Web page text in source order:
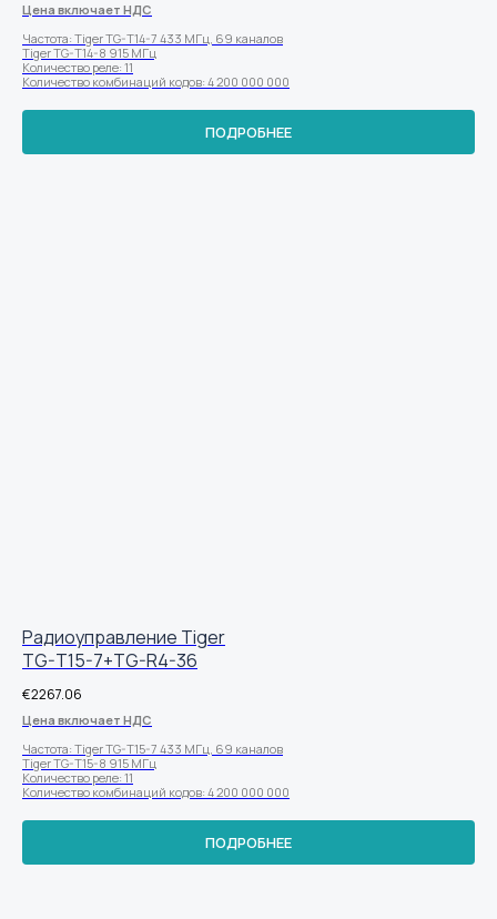
Цена включает НДС
Частота: Tiger TG-T14-7 433 МГц, 69 каналов
Tiger TG-T14-8 915 МГц
Количество реле: 11
Количество комбинаций кодов: 4 200 000 000
ПОДРОБНЕЕ
Радиоуправление Tiger
TG-T15-7+TG-R4-36
€2267.06
Цена включает НДС
Частота: Tiger TG-T15-7 433 МГц, 69 каналов
Tiger TG-T15-8 915 МГц
Количество реле: 11
Количество комбинаций кодов: 4 200 000 000
ПОДРОБНЕЕ